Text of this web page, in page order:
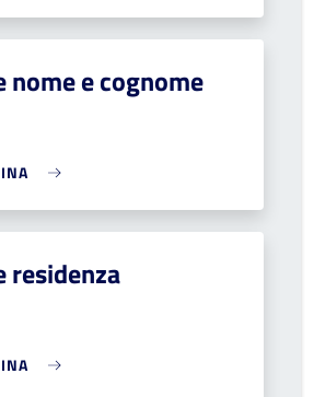
nome e cognome
residenza